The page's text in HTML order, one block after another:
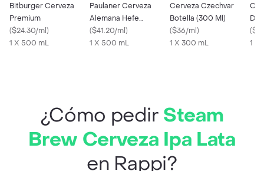
Bitburger Cerveza
Premium
($24.30/ml)
1 X 500 mL
Paulaner Cerveza
Alemana Hefe
Weissbier
($41.20/ml)
1 X 500 mL
Cerveza Czechvar
Botella (300 Ml)
($36/ml)
1 X 300 mL
(
1 x
¿Cómo pedir Steam
Brew Cerveza Ipa Lata
en Rappi?